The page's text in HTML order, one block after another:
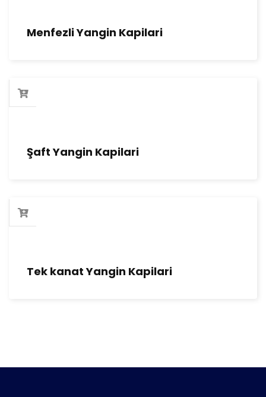
Menfezli Yangin Kapilari
Şaft Yangin Kapilari
Tek kanat Yangin Kapilari